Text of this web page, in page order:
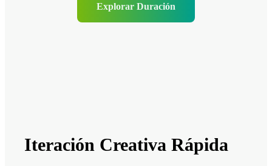
Explorar Duración
Iteración Creativa Rápida